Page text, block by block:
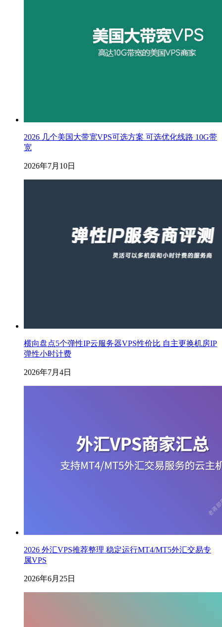
2026 几个美国大带宽VPS可选方案 可选优化线路 10G带
宽
2026年7月10日
横向盘点5个弹性IP云服务器VPS性价比 自主更换机房IP
弹性小时计费
2026年7月4日
2026 外汇VPS推荐整理 稳定运行MT4/MT5外汇交易专
属VPS
2026年6月25日